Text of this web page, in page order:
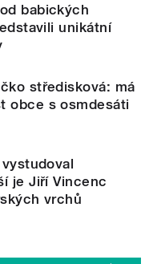
babických
unikátní
středisková: má
obce s osmdesáti
je Jiří Vincenc
vrchů